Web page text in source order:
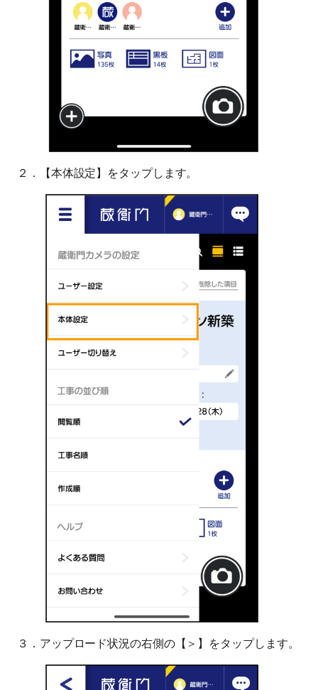
２．【本体設定】をタップします。
３．アップロード状況の右側の【＞】をタップします。